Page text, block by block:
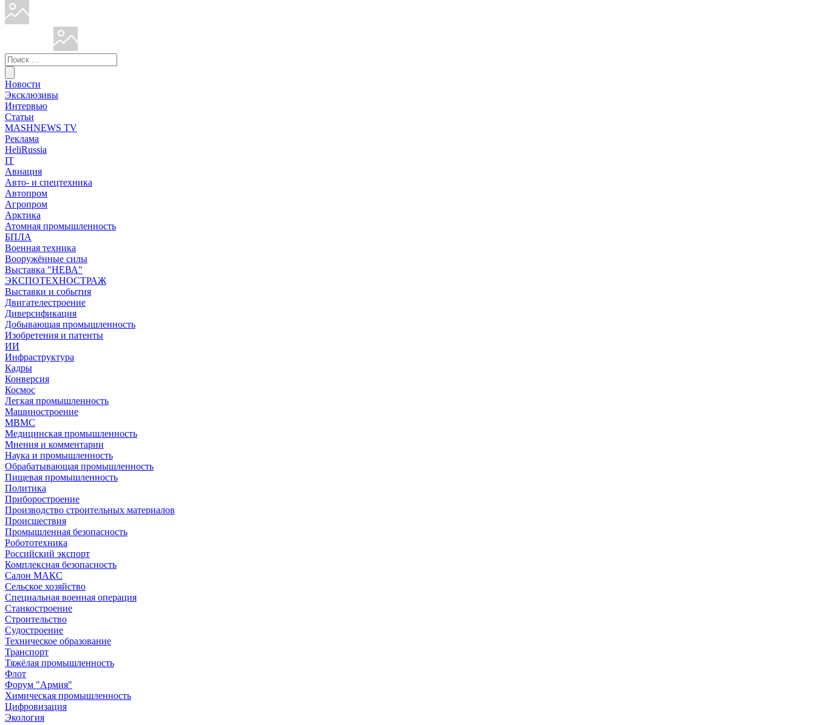
Новости
Эксклюзивы
Интервью
Статьи
MASHNEWS TV
Реклама
HeliRussia
IT
Авиация
Авто- и спецтехника
Автопром
Агропром
Арктика
Атомная промышленность
БПЛА
Военная техника
Вооружённые силы
Выставка "НЕВА"
ЭКСПОТЕХНОСТРАЖ
Выставки и события
Двигателестроение
Диверсификация
Добывающая промышленность
Изобретения и патенты
ИИ
Инфраструктура
Кадры
Конверсия
Космос
Легкая промышленность
Машиностроение
МВМС
Медицинская промышленность
Мнения и комментарии
Наука и промышленность
Обрабатывающая промышленность
Пищевая промышленность
Политика
Приборостроение
Производство строительных материалов
Происшествия
Промышленная безопасность
Робототехника
Российский экспорт
Комплексная безопасность
Салон МАКС
Сельское хозяйство
Специальная военная операция
Станкостроение
Строительство
Судостроение
Техническое образование
Транспорт
Тяжёлая промышленность
Флот
Форум "Армия"
Химическая промышленность
Цифровизация
Экология